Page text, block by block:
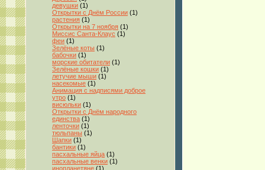
девушки (1)
Открытки с Днём России (1)
растения (1)
Открытки на 7 ноября (1)
Миссис Санта-Клаус (1)
феи (1)
Зелёные коты (1)
бабочки (1)
морские обитатели (1)
Зелёные кошки (1)
летучие мыши (1)
насекомые (1)
Анимация с надписями доброе
утро (1)
висюльки (1)
Открытки с Днём народного
единства (1)
ленточки (1)
тюльпаны (1)
Шапки (1)
бантики (1)
пасхальные яйца (1)
пасхальные венки (1)
инопланетяне (1)